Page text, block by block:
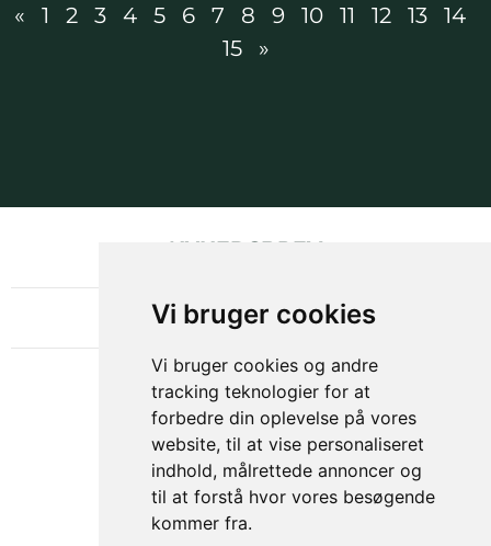
Vi bruger cookies
Vi bruger cookies og andre
tracking teknologier for at
forbedre din oplevelse på vores
website, til at vise personaliseret
indhold, målrettede annoncer og
til at forstå hvor vores besøgende
kommer fra.
« 1 2 3 4 5 6 7 8 9 10 11 12 13
14
15
»
NYHEDSBREV
OM GAMECHANGER